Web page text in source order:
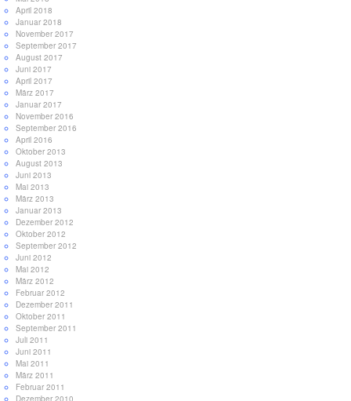
April 2018
Januar 2018
November 2017
September 2017
August 2017
Juni 2017
April 2017
März 2017
Januar 2017
November 2016
September 2016
April 2016
Oktober 2013
August 2013
Juni 2013
Mai 2013
März 2013
Januar 2013
Dezember 2012
Oktober 2012
September 2012
Juni 2012
Mai 2012
März 2012
Februar 2012
Dezember 2011
Oktober 2011
September 2011
Juli 2011
Juni 2011
Mai 2011
März 2011
Februar 2011
Dezember 2010